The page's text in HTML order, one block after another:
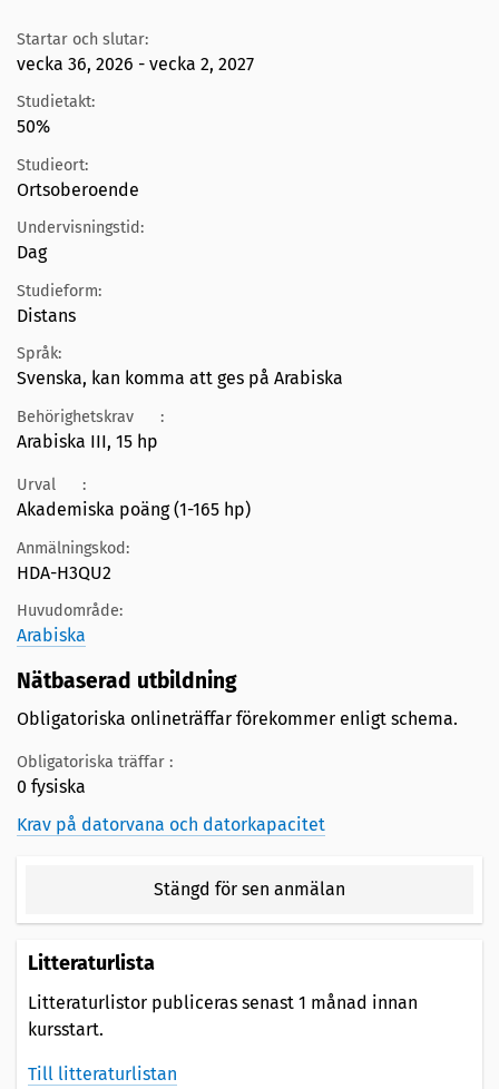
Startar och slutar:
vecka 36, 2026 - vecka 2, 2027
Studietakt:
50%
Studieort:
Ortsoberoende
Undervisningstid:
Dag
Studieform:
Distans
Språk:
Svenska, kan komma att ges på Arabiska
Behörighetskrav :
Arabiska III, 15 hp
Urval :
Akademiska poäng (1-165 hp)
Anmälningskod:
HDA-H3QU2
Huvudområde:
Arabiska
Nätbaserad utbildning
Obligatoriska onlineträffar förekommer enligt schema.
Obligatoriska träffar :
0 fysiska
Krav på datorvana och datorkapacitet
Stängd för sen anmälan
Litteraturlista
Litteraturlistor publiceras senast 1 månad innan
kursstart.
Till litteraturlistan